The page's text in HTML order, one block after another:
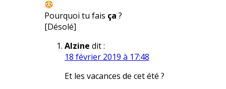
Pourquoi tu fais ça ?
[Désolé]
Alzine dit :
18 février 2019 à 17:48
Et les vacances de cet été ?